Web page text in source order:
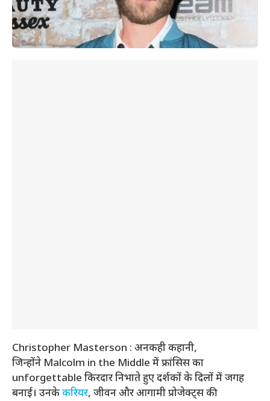
Christopher Masterson : अनकही कहानी,
जिन्होंने Malcolm in the Middle में फ्रांसिस का
unforgettable किरदार निभाते हुए दर्शकों के दिलों में जगह
बनाई। उनकेकरियर, जीवन और आगामी प्रोजेक्ट्स की